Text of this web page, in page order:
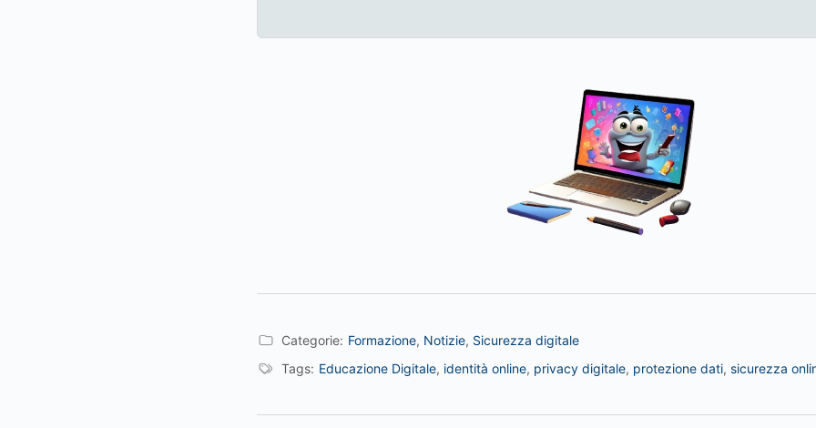
Categorie: Formazione, Notizie, Sicurezza digitale
Tags: Educazione Digitale, identità online, privacy digitale, protezione dati, sicurezza